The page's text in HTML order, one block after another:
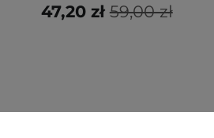
59,00 zł
47,20 zł